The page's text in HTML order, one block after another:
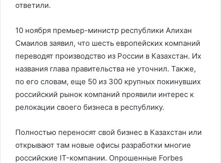
ответили.
10 ноября премьер-министр республики Алихан
Смаилов заявил, что шесть европейских компаний
переводят производство из России в Казахстан. Их
названия глава правительства не уточнил. Также,
по его словам, еще 50 из 300 крупных покинувших
российский рынок компаний проявили интерес к
релокации своего бизнеса в республику.
Полностью переносят свой бизнес в Казахстан или
открывают там новые офисы разработки многие
российские IT-компании. Опрошенные Forbes